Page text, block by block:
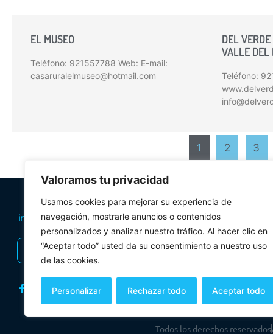
Valoramos tu privacidad
Usamos cookies para mejorar su experiencia de
navegación, mostrarle anuncios o contenidos
personalizados y analizar nuestro tráfico. Al hacer clic en
“Aceptar todo” usted da su consentimiento a nuestro uso
de las cookies.
Personalizar Rechazar todo Aceptar todo
EL MUSEO
Teléfono: 921557788 Web: E-mail:
casaruralelmuseo@hotmail.com
DEL
VALLE DEL
Teléfono:
1 2 3
INSCRIBIRSE AL BOLETÍN
Oficinas de
Visitas Guiadas
Folletos y
Todos los derechos reservados